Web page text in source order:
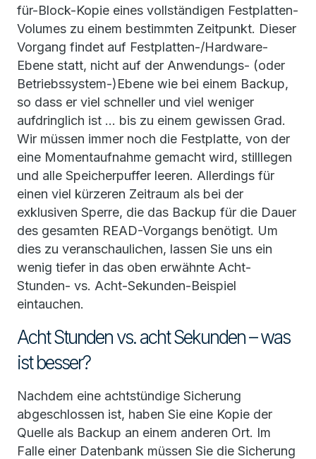
für-Block-Kopie eines vollständigen Festplatten-
Volumes zu einem bestimmten Zeitpunkt. Dieser
Vorgang findet auf Festplatten-/Hardware-
Ebene statt, nicht auf der Anwendungs- (oder
Betriebssystem-)Ebene wie bei einem Backup,
so dass er viel schneller und viel weniger
aufdringlich ist ... bis zu einem gewissen Grad.
Wir müssen immer noch die Festplatte, von der
eine Momentaufnahme gemacht wird, stilllegen
und alle Speicherpuffer leeren. Allerdings für
einen viel kürzeren Zeitraum als bei der
exklusiven Sperre, die das Backup für die Dauer
des gesamten READ-Vorgangs benötigt. Um
dies zu veranschaulichen, lassen Sie uns ein
wenig tiefer in das oben erwähnte Acht-
Stunden- vs. Acht-Sekunden-Beispiel
eintauchen.
Acht Stunden vs. acht Sekunden – was
ist besser?
Nachdem eine achtstündige Sicherung
abgeschlossen ist, haben Sie eine Kopie der
Quelle als Backup an einem anderen Ort. Im
Falle einer Datenbank müssen Sie die Sicherung